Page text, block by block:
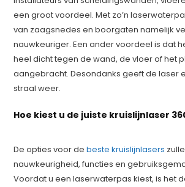
een groot voordeel. Met zo’n
van zaagsnedes en boorgaten namelijk
nauwkeuriger. Een ander voordeel is dat
heel dicht tegen de wand, de vloer of het
aangebracht. Desondanks geeft de laser
straal weer.
Hoe kiest u de juiste kruislijnlaser
De opties voor debeste kruislijnlasers
nauwkeurigheid, functies en
Voordat u een laserwaterpas kiest, is het